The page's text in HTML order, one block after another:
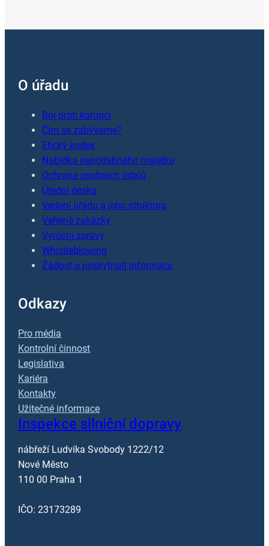
O úřadu
Boj proti korupci
Čím se zabýváme?
Etický kodex
Nabídka nepotřebného majetku
Ochrana osobních údajů
Úřední deska
Vedení úřadu a jeho struktura
Veřejné zakázky
Výroční zprávy
Whistleblowing
Žádost o poskytnutí informace
Odkazy
Pro média
Kontrolní činnost
Legislativa
Kariéra
Kontakty
Užitečné informace
Inspekce silniční dopravy
nábřeží Ludvíka Svobody 1222/12
Nové Město
110 00 Praha 1
IČO: 23173289